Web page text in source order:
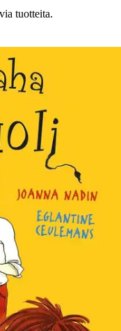
tuotteita.
äitipuolista. Äitipuolet
ovat oikeita hirviöitä!
isän uuden
teksti, värikäs kuvitus,
Sininen banaani on